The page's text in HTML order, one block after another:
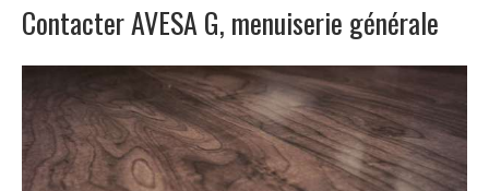
Contacter AVESA G, menuiserie générale